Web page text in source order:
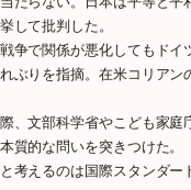
して批判した。
で関係が悪化してもド
ぶりを指摘。在米コリア
文部科学省やこども家
質的な問いを突きつけた。
えるのは国際スタンダ